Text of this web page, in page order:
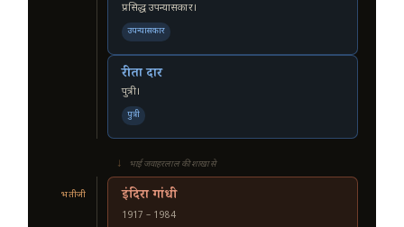
प्रसिद्ध उपन्यासकार।
उपन्यासकार
रीता दार
पुत्री।
पुत्री
↓ भाई जवाहरलाल की शाखा से
भतीजी इंदिरा गांधी
1917 – 1984